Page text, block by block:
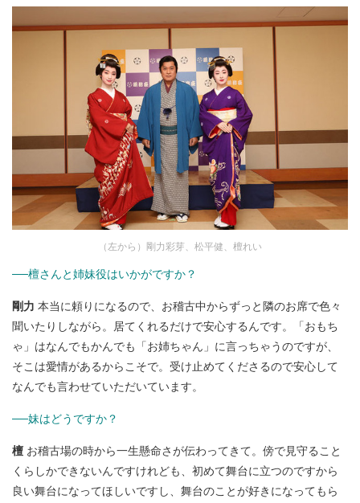
（左から）剛力彩芽、松平健、檀れい
──檀さんと姉妹役はいかがですか？
剛力 本当に頼りになるので、お稽古中からずっと隣のお席で色々
聞いたりしながら。居てくれるだけで安心するんです。「おもち
ゃ」はなんでもかんでも「お姉ちゃん」に言っちゃうのですが、
そこは愛情があるからこそで。受け止めてくださるので安心して
なんでも言わせていただいています。
──妹はどうですか？
檀 お稽古場の時から一生懸命さが伝わってきて。傍で見守ること
くらしかできないんですけれども、初めて舞台に立つのですから
良い舞台になってほしいですし、舞台のことが好きになってもら